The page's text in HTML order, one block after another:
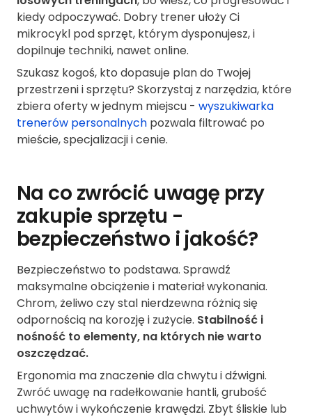
kiedy odpoczywać. Dobry trener ułoży Ci
mikrocykl pod sprzęt, którym dysponujesz, i
dopilnuje techniki, nawet online.
Szukasz kogoś, kto dopasuje plan do Twojej
przestrzeni i sprzętu? Skorzystaj z narzędzia, które
zbiera oferty w jednym miejscu - wyszukiwarka
trenerów personalnych pozwala filtrować po
mieście, specjalizacji i cenie.
Na co zwrócić uwagę przy
zakupie sprzętu -
bezpieczeństwo i jakość?
Bezpieczeństwo to podstawa. Sprawdź
maksymalne obciążenie i materiał wykonania.
Chrom, żeliwo czy stal nierdzewna różnią się
odpornością na korozję i zużycie. Stabilność i
nośność to elementy, na których nie warto
oszczędzać.
Ergonomia ma znaczenie dla chwytu i dźwigni.
Zwróć uwagę na radełkowanie hantli, grubość
uchwytów i wykończenie krawędzi. Zbyt śliskie lub